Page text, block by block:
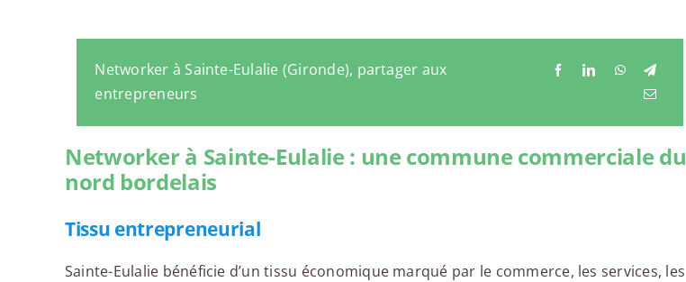
Networker à Sainte-Eulalie (Gironde), partager aux
entrepreneurs
Networker à Sainte-Eulalie : une commune commerciale du
nord bordelais
Tissu entrepreneurial
Sainte-Eulalie bénéficie d’un tissu économique marqué par le commerce, les services, les